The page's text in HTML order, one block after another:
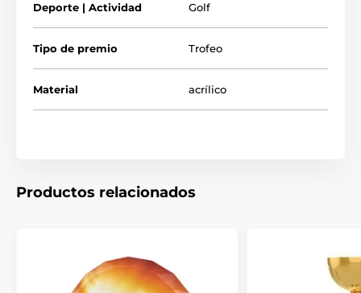
Deporte | Actividad Golf
Tipo de premio Trofeo
Material acrílico
Productos relacionados